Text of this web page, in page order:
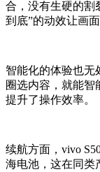
合，没有生硬的割
到底”的动效让画
智能化的体验也无
圈选内容，就能智
提升了操作效率。
续航方面，vivo
海电池，这在同类